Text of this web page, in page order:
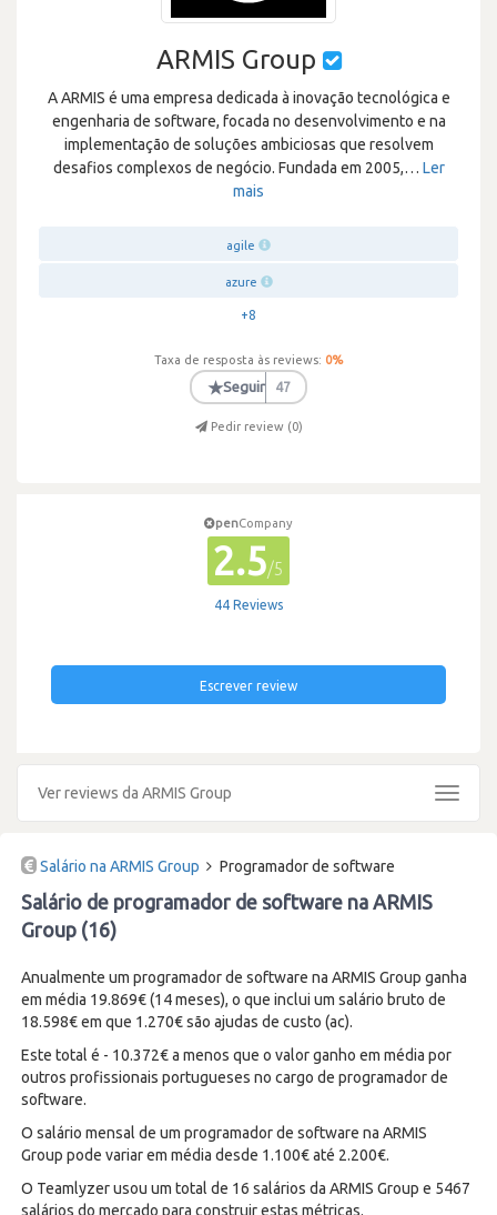
ARMIS Group
A ARMIS é uma empresa dedicada à inovação tecnológica e
engenharia de software, focada no desenvolvimento e na
implementação de soluções ambiciosas que resolvem
desafios complexos de negócio. Fundada em 2005,… Ler
mais
agile
azure
+8
Taxa de resposta às reviews: 0%
★Seguir 47
Pedir review (0)
penCompany
2.5/5
44 Reviews
Escrever review
Ver reviews da ARMIS Group
Toggle
Salário na ARMIS Group Programador de software
Salário de programador de software na ARMIS
Group (16)
Anualmente um programador de software na ARMIS Group ganha
em média 19.869€ (14 meses), o que inclui um salário bruto de
18.598€ em que 1.270€ são ajudas de custo (ac).
Este total é - 10.372€ a menos que o valor ganho em média por
outros profissionais portugueses no cargo de programador de
software.
O salário mensal de um programador de software na ARMIS
Group pode variar em média desde 1.100€ até 2.200€.
O Teamlyzer usou um total de 16 salários da ARMIS Group e 5467
salários do mercado para construir estas métricas.